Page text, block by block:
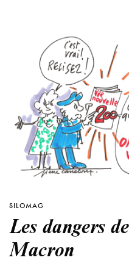
SILOMAG
Les dangers
Macron